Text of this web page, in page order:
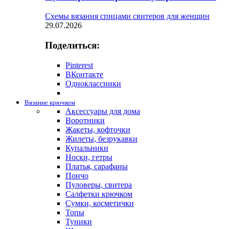
Схемы вязания спицами свитеров для женщин
29.07.2026
Поделиться:
Pinterest
ВКонтакте
Одноклассники
Вязание крючком
Аксессуары для дома
Воротники
Жакеты, кофточки
Жилеты, безрукавки
Купальники
Носки, гетры
Платья, сарафаны
Пончо
Пуловеры, свитера
Салфетки крючком
Сумки, косметички
Топы
Туники